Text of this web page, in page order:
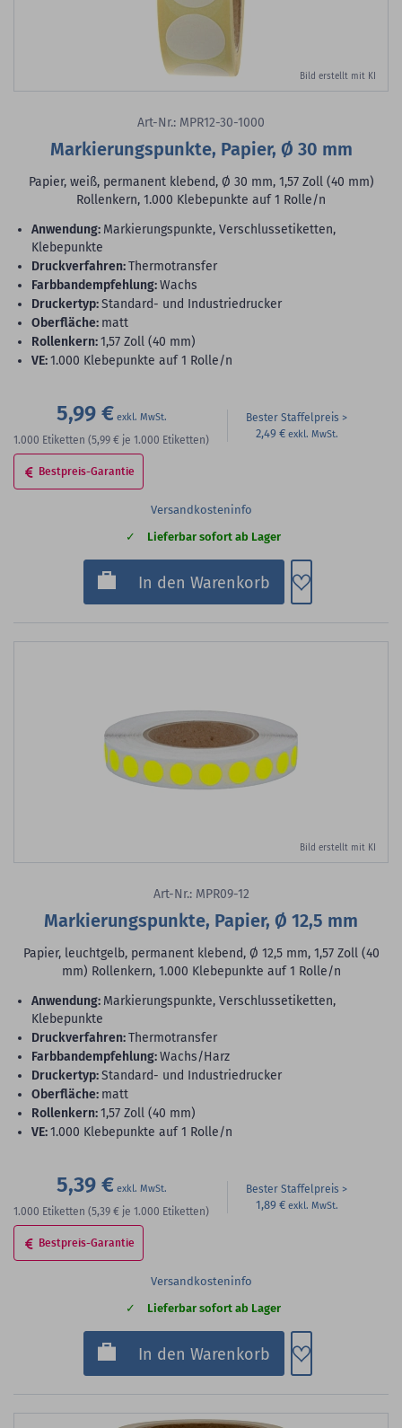
Bild erstellt mit KI
Art-Nr.: MPR12-30-1000
Markierungspunkte, Papier, Ø 30 mm
Papier, weiß, permanent klebend, Ø 30 mm, 1,57 Zoll (40 mm)
Rollenkern, 1.000 Klebepunkte auf 1 Rolle/n
Anwendung: Markierungspunkte, Verschlussetiketten,
Klebepunkte
Druckverfahren:Thermotransfer
Farbbandempfehlung:Wachs
Druckertyp:Standard- und Industriedrucker
Oberfläche: matt
Rollenkern:1,57 Zoll (40 mm)
VE:1.000 Klebepunkte auf 1 Rolle/n
5,99 €
1.000 Etiketten (5,99 € je 1.000 Etiketten)
Bester Staffelpreis
2,49 €
Bestpreis-Garantie
Versandkosteninfo
Lieferbar sofort ab Lager
In den Warenkorb Zum
Bild erstellt mit KI
Art-Nr.: MPR09-12
Markierungspunkte, Papier, Ø 12,5 mm
Papier, leuchtgelb, permanent klebend, Ø 12,5 mm, 1,57 Zoll (40
mm) Rollenkern, 1.000 Klebepunkte auf 1 Rolle/n
Anwendung: Markierungspunkte, Verschlussetiketten,
Klebepunkte
Druckverfahren:Thermotransfer
Farbbandempfehlung:Wachs/Harz
Druckertyp:Standard- und Industriedrucker
Oberfläche: matt
Rollenkern:1,57 Zoll (40 mm)
VE:1.000 Klebepunkte auf 1 Rolle/n
5,39 €
1.000 Etiketten (5,39 € je 1.000 Etiketten)
Bester Staffelpreis
1,89 €
Bestpreis-Garantie
Versandkosteninfo
Lieferbar sofort ab Lager
In den Warenkorb Zum